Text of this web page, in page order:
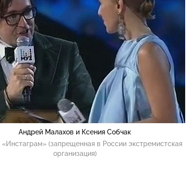
Андрей Малахов и Ксения Собчак
«Инстаграм» (запрещенная в России экстремистская
организация)